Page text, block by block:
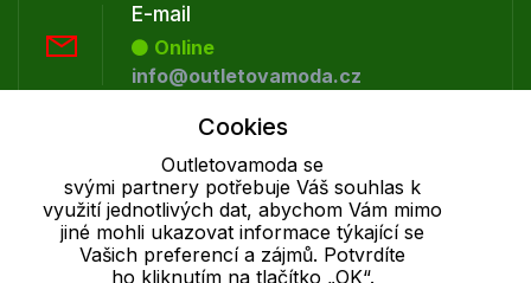
E-mail
Online
info@outletovamoda.cz
Online
+420 530 334 926
Cookies
Outletovamoda se
svými partnery potřebuje Váš souhlas k
využití jednotlivých dat, abychom Vám mimo
jiné mohli ukazovat informace týkající se
Vašich preferencí a zájmů. Potvrdíte
ho kliknutím na tlačítko „OK“.